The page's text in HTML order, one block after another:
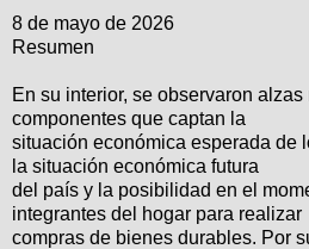
8 de mayo de 2026
Resumen
En su interior, se observaron
componentes que captan la
situación económica esperada de
la situación económica futura
del país y la posibilidad en el
integrantes del hogar para realizar
compras de bienes durables. Por